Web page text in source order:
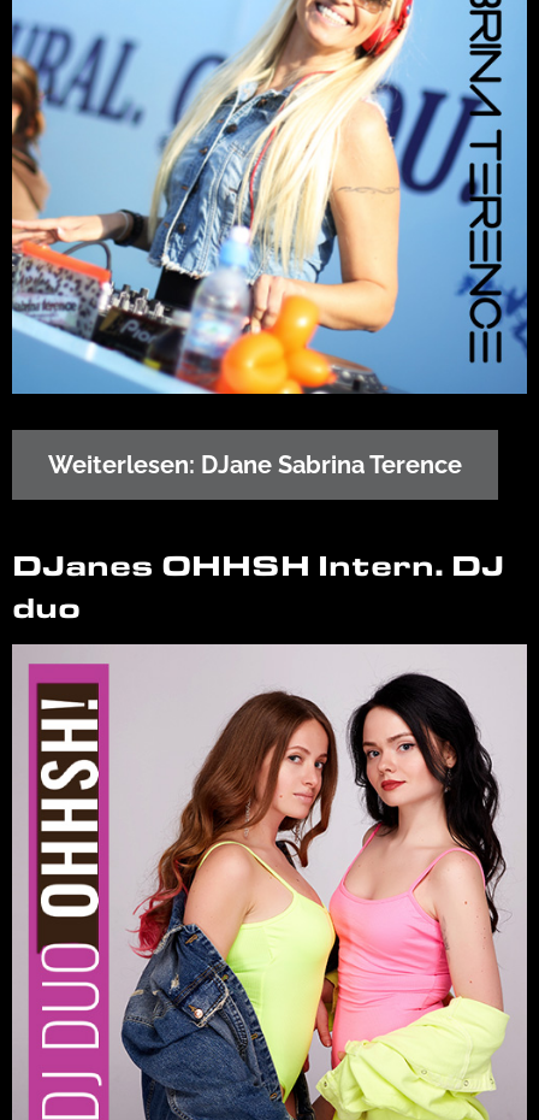
Weiterlesen: DJane Sabrina Terence
DJanes OHHSH Intern. DJ
duo